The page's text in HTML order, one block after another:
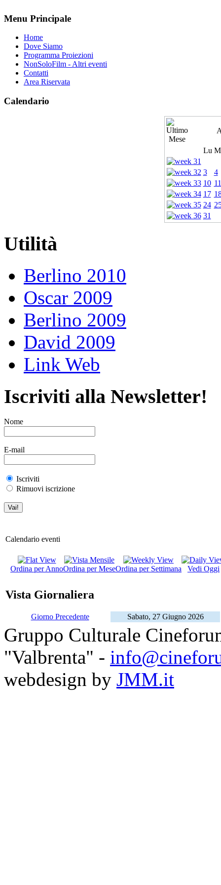
Menu Principale
Home
Dove Siamo
Programma Proiezioni
NonSoloFilm - Altri eventi
Contatti
Area Riservata
Calendario
Lu
3
4
10 11
17
24
31
Utilità
Berlino 2010
Oscar 2009
Berlino 2009
David 2009
Link Web
Iscriviti alla Newsletter!
Nome
E-mail
Iscriviti
Rimuovi iscrizione
Calendario eventi
Ordina per AnnoOrdina per MeseOrdina per Settimana Vedi Oggi
Vista Giornaliera
Giorno Precedente Sabato, 27 Giugno 2026
Gruppo Culturale
"Valbrenta" -
webdesign by JMM.it